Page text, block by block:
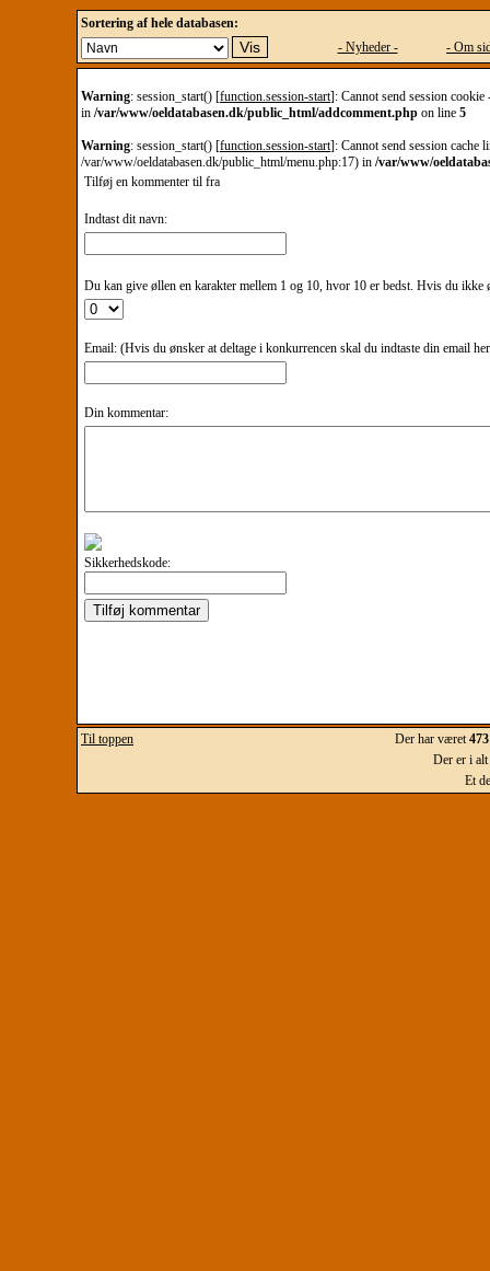
Sortering af hele databasen:
- Nyheder -
- Om
Warning: session_start() [function.session-start]: Cannot send session
in /var/www/oeldatabasen.dk/public_html/addcomment.php on line 5
Warning: session_start() [function.session-start]: Cannot send session cache
/var/www/oeldatabasen.dk/public_html/menu.php:17) in /var/www/
Tilføj en kommenter til fra
Indtast dit navn:
Du kan give øllen en karakter mellem 1 og 10, hvor 10 er bedst. Hvis du ikke
Email: (Hvis du ønsker at deltage i konkurrencen skal du indtaste din email
Din kommentar:
Sikkerhedskode:
Til toppen Der har været
Der er i alt
Et